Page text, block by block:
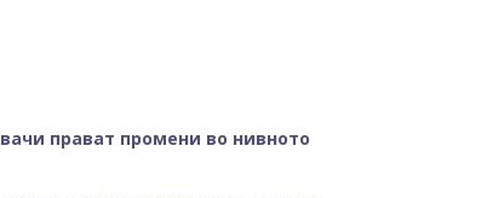
прават промени во нивното